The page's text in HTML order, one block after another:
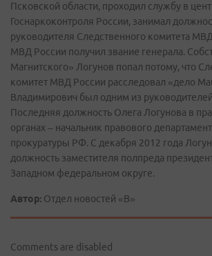
Псковской области, проходил службу в
Госнаркоконтроля России, занимал
руководителя Следственного комитета
МВД России получил звание генерала.
Магнитского» Логунов попал потому, что
комитет МВД России расследовал «дело
Владимирович был одним из руководителей
Последняя должность Олега Логунова в
органах – начальник правового
прокуратуры РФ. С декабря 2012 года
должность заместителя полпреда
Западном федеральном округе.
Автор: Отдел новостей «В»
Comments are disabled